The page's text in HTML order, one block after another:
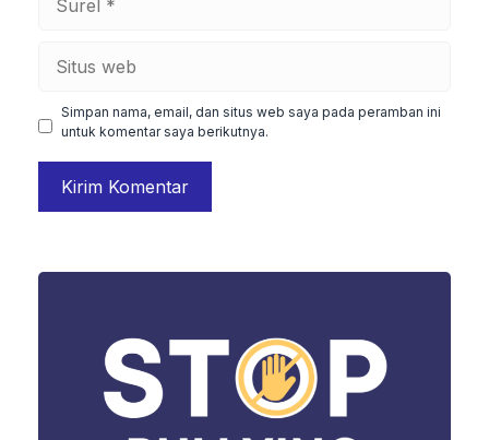
Simpan nama, email, dan situs web saya pada peramban ini
untuk komentar saya berikutnya.